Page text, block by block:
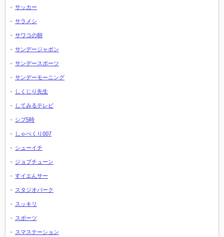
サッカー
サラメシ
サワコの朝
サンデージャポン
サンデースポーツ
サンデーモーニング
しくじり先生
してみるテレビ
シブ5時
しゃべくり007
シューイチ
ジョブチューン
すイエんサー
スタジオパーク
スッキリ
スポーツ
スマステーション